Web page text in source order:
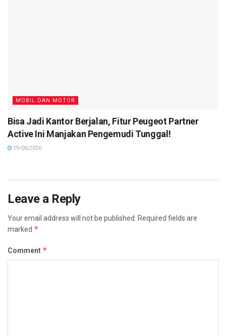
MOBIL DAN MOTOR
Bisa Jadi Kantor Berjalan, Fitur Peugeot Partner
Active Ini Manjakan Pengemudi Tunggal!
19/06/2026
Leave a Reply
Your email address will not be published.
Required fields are
marked *
Comment *